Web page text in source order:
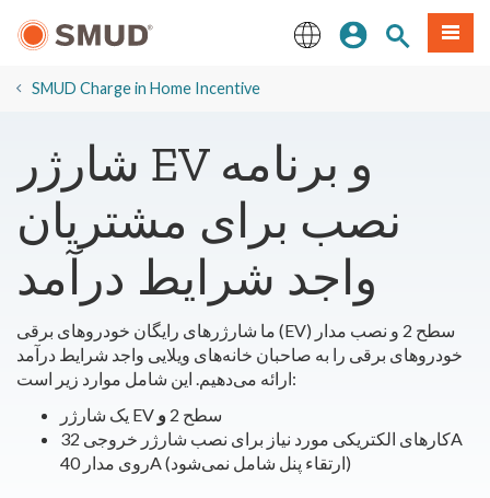
اصلی
ورودسایتمنو
SMUD Charge in Home Incentive
شارژر EV و برنامه
نصب برای مشتریان
واجد شرایط درآمد
ما شارژرهای رایگان خودروهای برقی (EV) سطح 2 و نصب مدار
خودروهای برقی را به صاحبان خانه‌های ویلایی واجد شرایط درآمد
ارائه می‌دهیم. این شامل موارد زیر است:
یک شارژر EV سطح 2
و
کارهای الکتریکی مورد نیاز برای نصب شارژر خروجی 32A
روی مدار 40A (ارتقاء پنل شامل نمی‌شود)